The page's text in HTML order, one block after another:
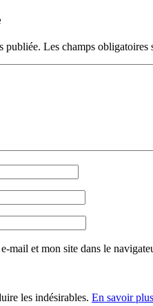
publiée. Les champs obligatoires
mail et mon site dans le
les indésirables. En savoir